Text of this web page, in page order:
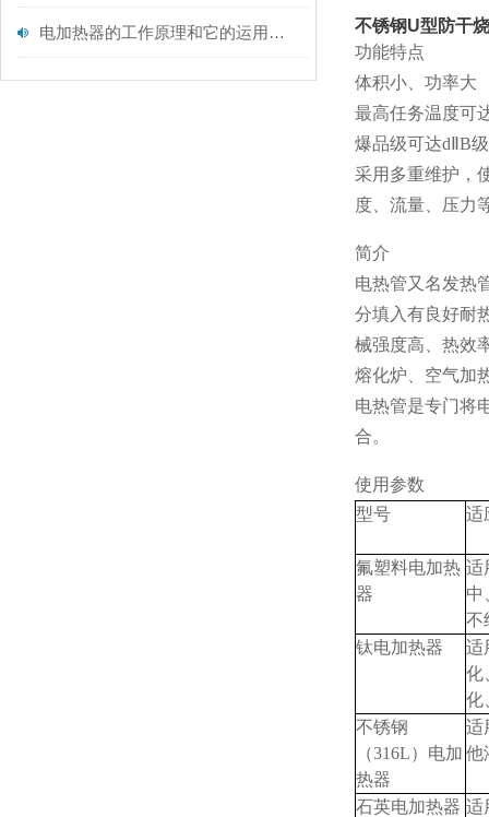
电加热器的工作原理和它的运用范围
不锈钢U型防干
功能特点
体积小、功率大
最高任务温度可
爆品级可达dⅡB
采用多重维护，
度、流量、压力
简介
电热管又名发热
分填入有良好耐
械强度高、热效
熔化炉、空气加
电热管是专门将
合。
使用参数
型号
适
氟塑料电加热
器
适
中
不
钛电加热器
适
化
化
不锈钢
（316L）电加
热器
适
他
石英电加热器 适